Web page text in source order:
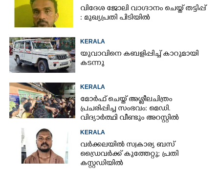
വിദേശ ജോലി വാഗ്ദാനം ചെയ്ത് തട്ടിപ്പ്
: മുഖ്യപ്രതി പിടിയിൽ
KERALA
യുവാവിനെ കബളിപ്പിച്ച് കാറുമായി
കടന്നു
KERALA
മോർഫ് ചെയ്ത് അശ്ലീലചിത്രം
പ്രചരിപ്പിച്ച സംഭവം: മെഡി.
വിദ്യാർത്ഥി വീണ്ടും അറസ്റ്റിൽ
KERALA
വർക്കലയിൽ സ്വകാര്യ ബസ്
ഡ്രൈവർക്ക് കുത്തേറ്റു; പ്രതി
കസ്റ്റഡിയിൽ